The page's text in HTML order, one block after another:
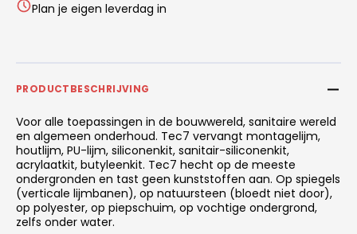
Plan je eigen leverdag in
PRODUCTBESCHRIJVING
Voor alle toepassingen in de bouwwereld, sanitaire wereld
en algemeen onderhoud. Tec7 vervangt montagelijm,
houtlijm, PU-lijm, siliconenkit, sanitair-siliconenkit,
acrylaatkit, butyleenkit. Tec7 hecht op de meeste
ondergronden en tast geen kunststoffen aan. Op spiegels
(verticale lijmbanen), op natuursteen (bloedt niet door),
op polyester, op piepschuim, op vochtige ondergrond,
zelfs onder water.